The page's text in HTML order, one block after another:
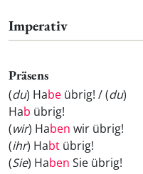
Imperativ
Präsens
(du) Habe übrig! / (du)
Hab übrig!
(wir) Haben wir übrig!
(ihr) Habt übrig!
(Sie) Haben Sie übrig!